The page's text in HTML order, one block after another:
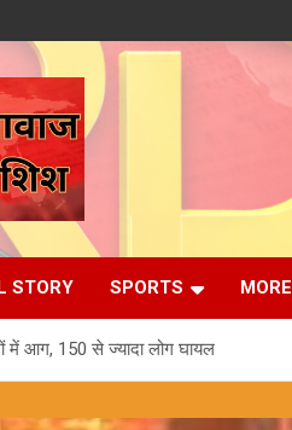
STORY SPORTS MORE
में आग, 150 से ज्यादा लोग घायल